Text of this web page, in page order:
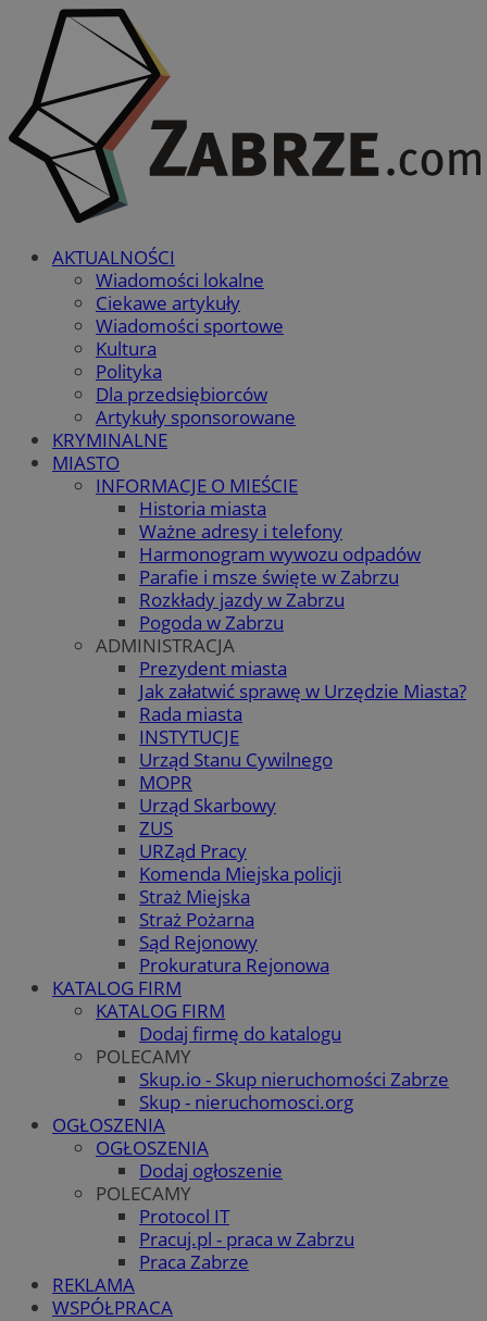
AKTUALNOŚCI
Wiadomości lokalne
Ciekawe artykuły
Wiadomości sportowe
Kultura
Polityka
Dla przedsiębiorców
Artykuły sponsorowane
KRYMINALNE
MIASTO
INFORMACJE O MIEŚCIE
Historia miasta
Ważne adresy i telefony
Harmonogram wywozu odpadów
Parafie i msze święte w Zabrzu
Rozkłady jazdy w Zabrzu
Pogoda w Zabrzu
ADMINISTRACJA
Prezydent miasta
Jak załatwić sprawę w Urzędzie Miasta?
Rada miasta
INSTYTUCJE
Urząd Stanu Cywilnego
MOPR
Urząd Skarbowy
ZUS
URZąd Pracy
Komenda Miejska policji
Straż Miejska
Straż Pożarna
Sąd Rejonowy
Prokuratura Rejonowa
KATALOG FIRM
KATALOG FIRM
Dodaj firmę do katalogu
POLECAMY
Skup.io - Skup nieruchomości Zabrze
Skup - nieruchomosci.org
OGŁOSZENIA
OGŁOSZENIA
Dodaj ogłoszenie
POLECAMY
Protocol IT
Pracuj.pl - praca w Zabrzu
Praca Zabrze
REKLAMA
WSPÓŁPRACA